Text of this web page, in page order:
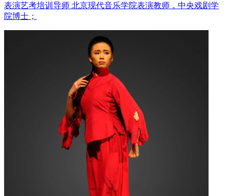
表演艺考培训导师 北京现代音乐学院表演教师，中央戏剧学
院博士；